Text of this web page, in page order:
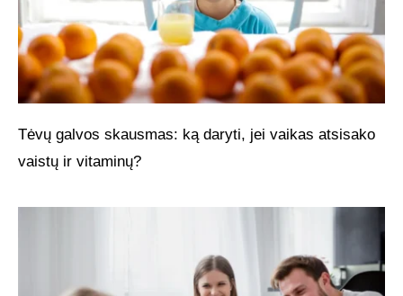
Tėvų galvos skausmas: ką daryti, jei vaikas atsisako
vaistų ir vitaminų?